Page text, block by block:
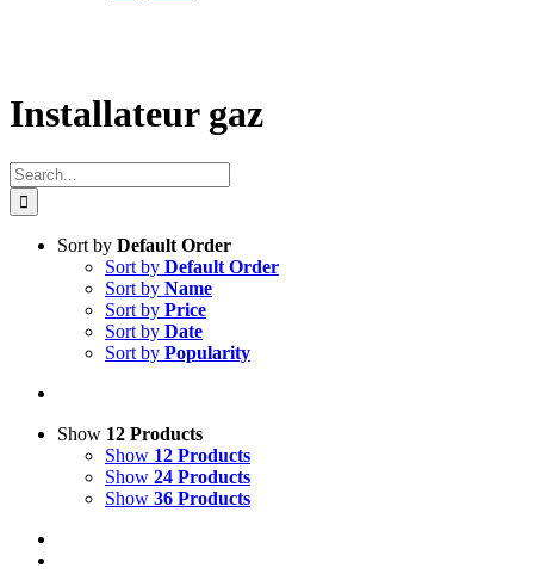
Installateur gaz
Search
for:
Sort by Default Order
Sort by Default Order
Sort by Name
Sort by Price
Sort by Date
Sort by Popularity
Show 12 Products
Show 12 Products
Show 24 Products
Show 36 Products